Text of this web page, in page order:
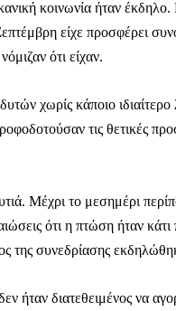
κοινωνία ήταν έκδηλο.
είχε προσφέρει
ότι είχαν.
χωρίς κάποιο
τις θετικές
Μέχρι το μεσημέρι
ότι η πτώση ήταν
της συνεδρίασης
ήταν διατεθειμένος να